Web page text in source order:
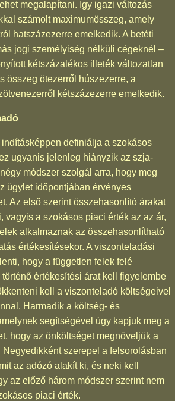
megalapítani. Így igazi változás
számolt maximumösszeg, amely
hatszázezerre emelkedik. A betéti
jogi személyiség nélküli cégeknél –
kétszázalékos illeték változatlan
összeg ötezerről húszezerre, a
kétszázezerre emelkedik.
definiálja a szokásos
ugyanis jelenleg hiányzik az szja-
módszer szolgál arra, hogy meg
ügylet időpontjában érvényes
Az első szerint összehasonlító árakat
vagyis a szokásos piaci érték az az ár,
alkalmaznak az összehasonlítható
értékesítésekor. A viszonteladási
hogy a független felek felé
értékesítési árat kell figyelembe
kell a viszonteladó költségeivel
Harmadik a költség- és
segítségével úgy kapjuk meg a
hogy az önköltséget megnöveljük a
szerepel a felsorolásban
az adózó alakít ki, és neki kell
az előző három módszer szerint nem
piaci érték.